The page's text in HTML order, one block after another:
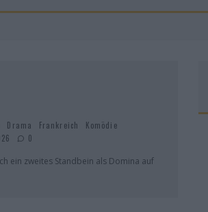
Drama Frankreich
Komödie
0
ein zweites Standbein als Domina auf